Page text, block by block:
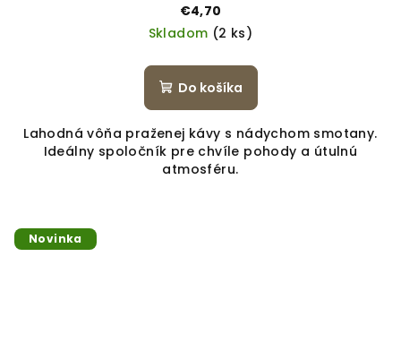
€4,70
Skladom (2 ks)
Do košíka
Lahodná vôňa praženej kávy s nádychom smotany.
Ideálny spoločník pre chvíle pohody a útulnú
atmosféru.
Novinka